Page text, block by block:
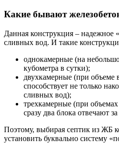
Какие бывают
Данная конструкция – надежное
сливных вод. И такие
однокамерные (на
кубометра в сутки);
двухкамерные (при объеме
способствует не только
сливных вод);
трехкамерные (при
сразу два блока отвечают
Поэтому, выбирая септик из ЖБ
установить буквально систему